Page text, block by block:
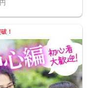
空間♪
ー）
す）
ズ＆丁寧！
！